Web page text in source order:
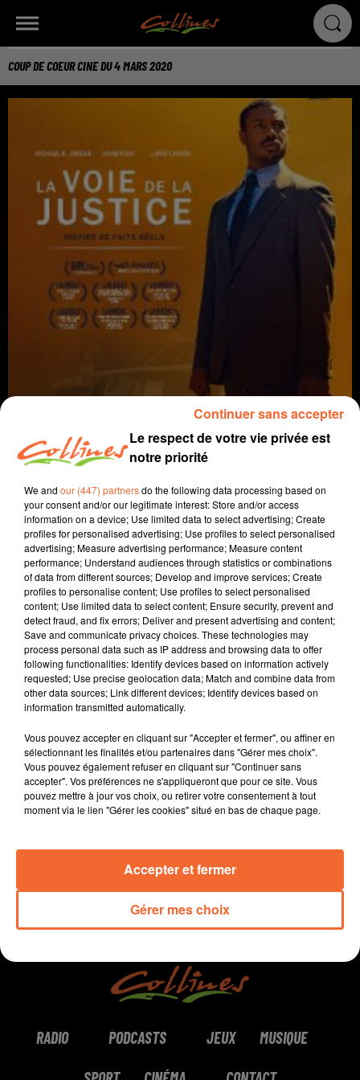
COUP DE COEUR CINE DU 4 MARS 2020
Coup de cœur Ciné
4 mars 2020
COUP DE COEUR CINE DU 4 MARS 2020
Collines la Radio
Coup de cœur Ciné
Cette semaine, Morgan Rassinoux s'est intéressé au
film "La voie de la justice".
Morgan estprogrammateur au Fauteuil Rouge à
Bressuire.
0:00
RADIO PODCASTS JEUX MUSIQUE
Le respect de votre vie privée est
notre priorité
We and our (447) partnersdo the following data processing based on
your consent and/or our legitimate interest: Store and/or access
information on a device; Use limited data to select advertising; Create
profiles for personalised advertising; Use profiles to select personalised
advertising; Measure advertising performance; Measure content
performance; Understand audiences through statistics or combinations
of data from different sources; Develop and improve services; Create
profiles to personalise content; Use profiles to select personalised
content; Use limited data to select content; Ensure security, prevent and
detect fraud, and fix errors; Deliver and present advertising and content;
Save and communicate privacy choices. These technologies may
process personal data such as IP address and browsing data to offer
following functionalities: Identify devices based on information actively
requested; Use precise geolocation data; Match and combine data from
other data sources; Link different devices; Identify devices based on
information transmitted automatically.
Vous pouvez accepter en cliquant sur "Accepter et fermer", ou affiner en
sélectionnant les finalités et/ou partenaires dans "Gérer mes choix".
Vous pouvez également refuser en cliquant sur "Continuer sans
accepter". Vos préférences ne s'appliqueront que pour ce site. Vous
pouvez mettre à jour vos choix, ou retirer votre consentement à tout
moment via le lien "Gérer les cookies" situé en bas de chaque page.
Gérer mes choix
Accepter et fermer
Continuer sans accepter